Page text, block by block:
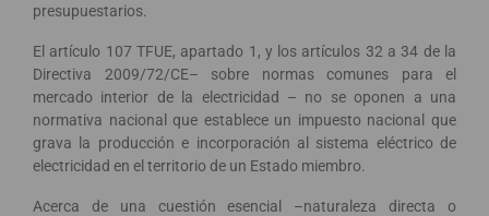
presupuestarios.
El artículo 107 TFUE, apartado 1, y los artículos 32 a 34 de la
Directiva 2009/72/CE– sobre normas comunes para el
mercado interior de la electricidad – no se oponen a una
normativa nacional que establece un impuesto nacional que
grava la producción e incorporación al sistema eléctrico de
electricidad en el territorio de un Estado miembro.
Acerca de una cuestión esencial –naturaleza directa o